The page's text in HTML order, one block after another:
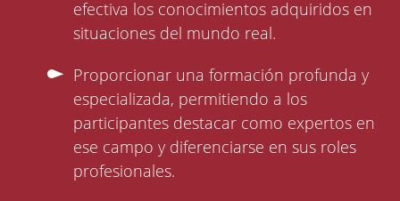
efectiva los conocimientos adquiridos en
situaciones del mundo real.
Proporcionar una formación profunda y
especializada, permitiendo a los
participantes destacar como expertos en
ese campo y diferenciarse en sus roles
profesionales.